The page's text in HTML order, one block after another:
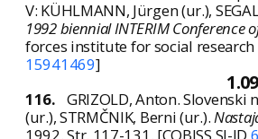
V: KÜHLMANN, Jürgen (ur.),
1992 biennial INTERIM
forces institute for social research
15941469]
116. GRIZOLD, Anton.
(ur.), STRMČNIK, Berni (ur.).
1992. Str. 117-131. [COBISS.SI-ID